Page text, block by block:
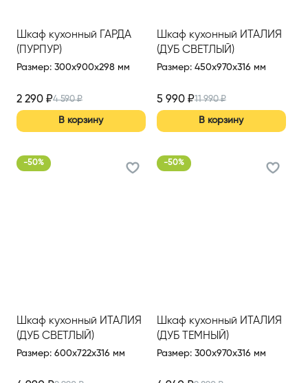
Шкаф кухонный ГАРДА
(ПУРПУР)
Размер: 300x900x298 мм
2 290 ₽4 590₽
В корзину
Шкаф кухонный ИТАЛИЯ
(ДУБ СВЕТЛЫЙ)
Размер: 450x970x316 мм
5 990₽11 990₽
В корзину
-50%
Шкаф кухонный ИТАЛИЯ
(ДУБ СВЕТЛЫЙ)
Размер: 600x722x316 мм
-50%
Шкаф кухонный ИТАЛИЯ
(ДУБ ТЕМНЫЙ)
Размер: 300x970x316 мм